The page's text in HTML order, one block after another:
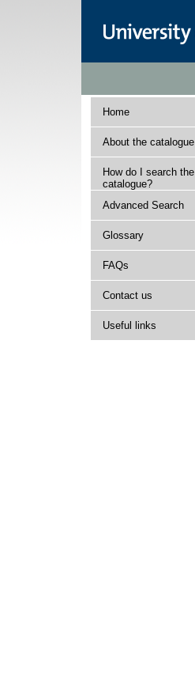
Home
About the catalogue
How do I search the
catalogue?
Advanced Search
Glossary
FAQs
Contact us
Useful links